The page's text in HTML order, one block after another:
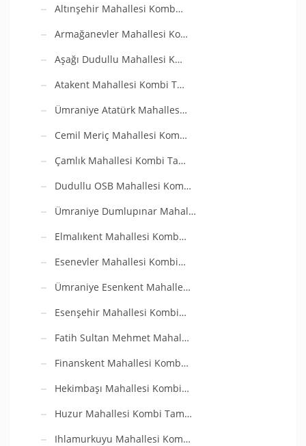
Altınşehir Mahallesi Komb…
Armağanevler Mahallesi Ko…
Aşağı Dudullu Mahallesi K…
Atakent Mahallesi Kombi T…
Ümraniye Atatürk Mahalles…
Cemil Meriç Mahallesi Kom…
Çamlık Mahallesi Kombi Ta…
Dudullu OSB Mahallesi Kom…
Ümraniye Dumlupınar Mahal…
Elmalıkent Mahallesi Komb…
Esenevler Mahallesi Kombi…
Ümraniye Esenkent Mahalle…
Esenşehir Mahallesi Kombi…
Fatih Sultan Mehmet Mahal…
Finanskent Mahallesi Komb…
Hekimbaşı Mahallesi Kombi…
Huzur Mahallesi Kombi Tam…
Ihlamurkuyu Mahallesi Kom…